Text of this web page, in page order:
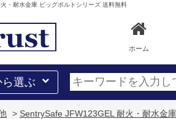
・耐水金庫 ビッグボルトシリーズ 送料無料
ホーム
選ぶ
> SentrySafe JFW123GEL 耐火・耐水金